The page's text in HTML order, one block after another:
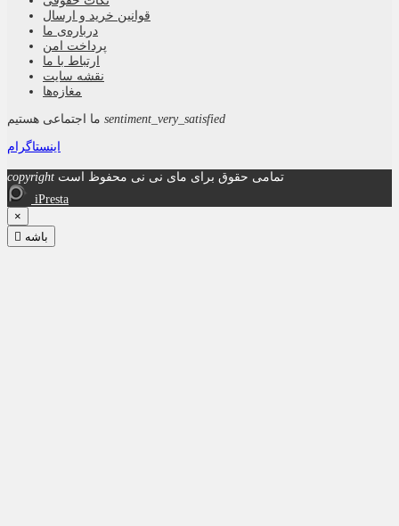
قوانین خرید و ارسال
درباره‌ی ما
پرداخت امن
ارتباط با ما
نقشه سايت
مغازه‌ها
sentiment_very_satisfied
اینستاگرام
copyright تمامی حقوق برای مای نی نی محفوظ است
iPresta
×
 باشه